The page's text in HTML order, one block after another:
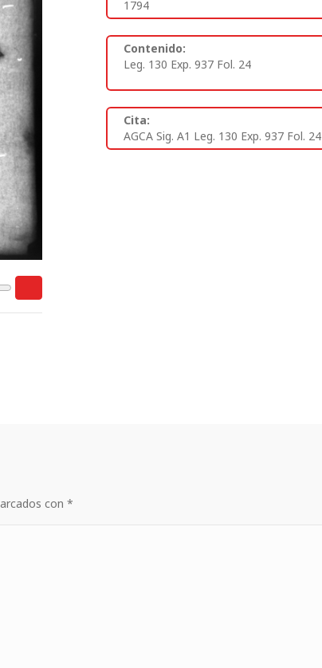
1794
Contenido:
Leg. 130 Exp. 937 Fol. 24
Cita:
AGCA Sig. A1 Leg. 130 Exp. 937 Fol. 24
con *